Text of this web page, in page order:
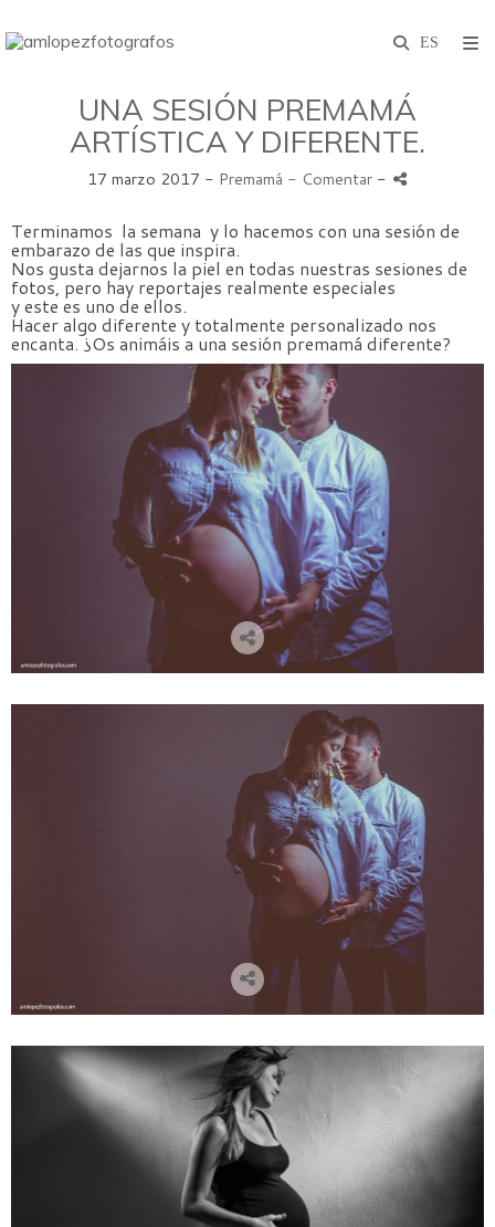
UNA SESIÓN PREMAMÁ
ARTÍSTICA Y DIFERENTE.
17 marzo 2017 - Premamá - Comentar -
Terminamos la semana y lo hacemos con una sesión de
embarazo de las que inspira.
Nos gusta dejarnos la piel en todas nuestras sesiones de
fotos, pero hay reportajes realmente especiales
y este es uno de ellos.
Hacer algo diferente y totalmente personalizado nos
encanta. ¿Os animáis a una sesión premamá diferente?